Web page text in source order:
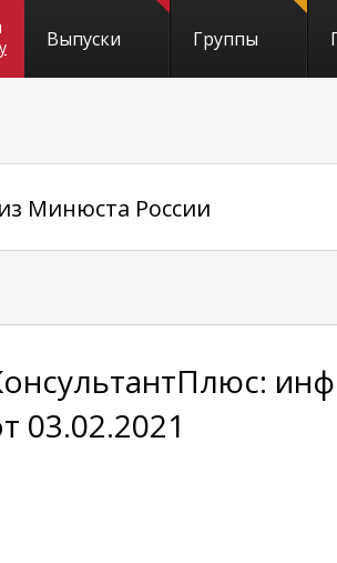
Выпуски Группы
Минюста России
03.02.2021